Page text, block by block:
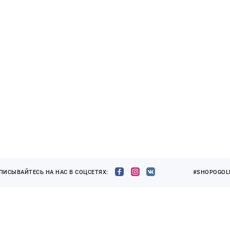
НА НАС В СОЦСЕТЯХ: